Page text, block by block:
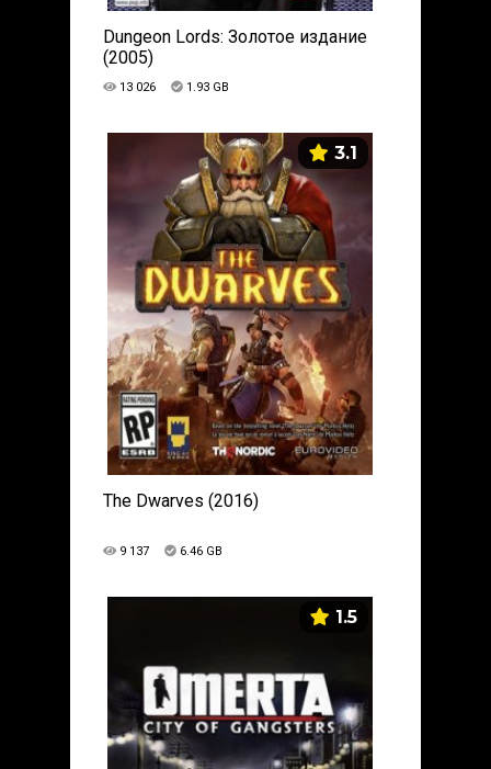
Dungeon Lords: Золотое издание
(2005)
13 026 1.93 GB
3.1
The Dwarves (2016)
9 137 6.46 GB
1.5